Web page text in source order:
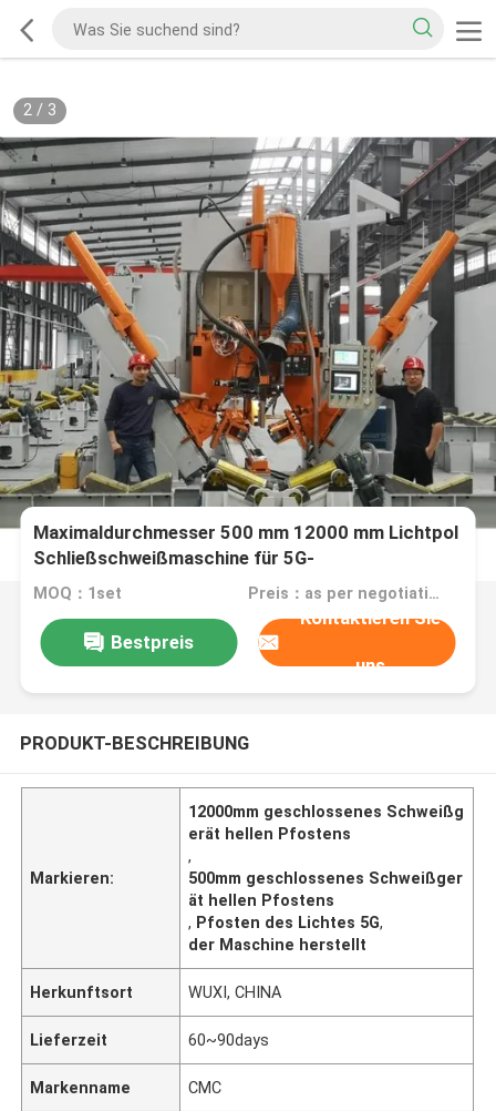
2/ 3
Maximaldurchmesser 500 mm 12000 mm Lichtpol
Schließschweißmaschine für 5G-
Kommunikationspol
MOQ：1set Preis：as per negotiation, USD,EURO,RMB are acceptable
Bestpreis
Kontaktieren Sie
uns
PRODUKT-BESCHREIBUNG
Markieren:
12000mm geschlossenes Schweißg
erät hellen Pfostens
,
500mm geschlossenes Schweißger
ät hellen Pfostens
, Pfosten des Lichtes 5G,
der Maschine herstellt
Herkunftsort WUXI, CHINA
Lieferzeit 60~90days
Markenname CMC